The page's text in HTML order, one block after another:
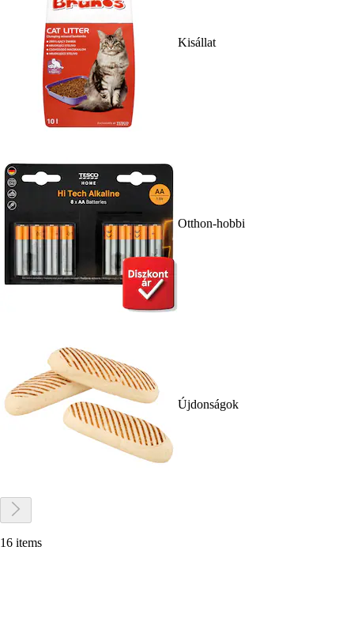
Kisállat
Otthon-hobbi
Újdonságok
16 items